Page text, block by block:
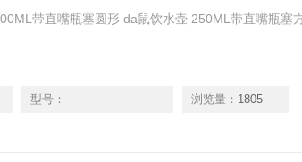
带直嘴瓶塞圆形 da鼠饮水壶 250ML带直嘴瓶塞
型号： 浏览量： 1805